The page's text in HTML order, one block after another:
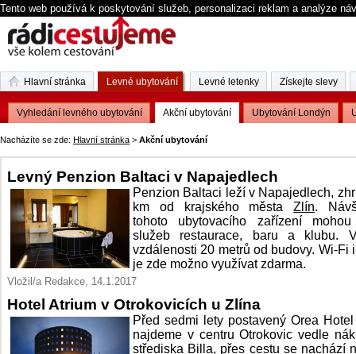
Tento web používá k poskytování služeb, personalizaci reklam a analýze
Nacházíte se zde: Hlavní stránka > Akční ubytování
Levný Penzion Baltaci v Napajedlech
Penzion Baltaci leží v Napajedlech,
km od krajského městaZlín.
tohoto ubytovacího zařízení
služeb restaurace, baru a klubu.
vzdálenosti 20 metrů od budovy. Wi-Fi
je zde možno využívat zdarma.
Vložil/a Redakce, 14.1.2017
Hotel Atrium v Otrokovicích u Zlína
Před sedmi lety postavený Orea Hotel
najdeme v centru Otrokovic vedle
střediska Billa, přes cestu se nachází
Hlavní stránka Levné ubytování
Vyhledání levného ubytování Akční ubytování Ubytování Londýn
Levné letenky Získejte slevy